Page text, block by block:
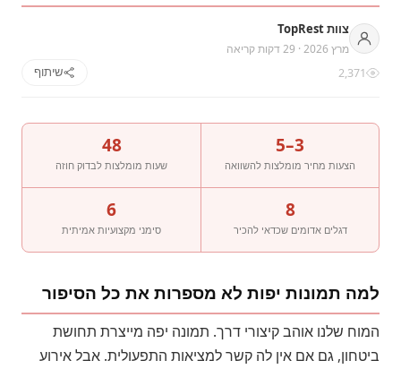
צוות TopRest
מרץ 2026 · 29 דקות קריאה
2,371
שיתוף
3–5
הצעות מחיר מומלצות להשוואה
48
שעות מומלצות לבדוק חוזה
8
דגלים אדומים שכדאי להכיר
6
סימני מקצועיות אמיתית
למה תמונות יפות לא מספרות את כל הסיפור
המוח שלנו אוהב קיצורי דרך. תמונה יפה מייצרת תחושת
ביטחון, גם אם אין לה קשר למציאות התפעולית. אבל אירוע